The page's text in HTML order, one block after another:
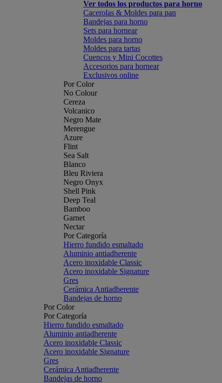
Ver todos los productos para horno
Cacerolas & Moldes para pan
Bandejas para horno
Sets para hornear
Moldes para horno
Moldes para tartas
Cuencos y Mini Cocottes
Accesorios para hornear
Exclusivos online
Por Color
No Colour
Cereza
Volcanico
Negro Mate
Merengue
Azure
Flint
Sea Salt
Blanco
Bleu Riviera
Negro Onyx
Shell Pink
Deep Teal
Bamboo
Garnet
Nectar
Por Categoría
Hierro fundido esmaltado
Aluminio antiadherente
Acero inoxidable Classic
Acero inoxidable Signature
Gres
Cerámica Antiadherente
Bandejas de horno
Por Color
Por Categoría
Hierro fundido esmaltado
Aluminio antiadherente
Acero inoxidable Classic
Acero inoxidable Signature
Gres
Cerámica Antiadherente
Bandejas de horno